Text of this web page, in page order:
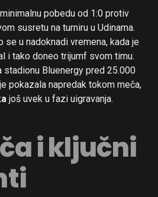
pobedu od 1:0 protiv
susretu na turniru u Udinama.
se u nadoknadi vremena, kada je
i tako doneo trijumf svom timu.
stadionu Bluenergy pred 25.000
pokazala napredak tokom meča,
još uvek u fazi uigravanja.
i ključni